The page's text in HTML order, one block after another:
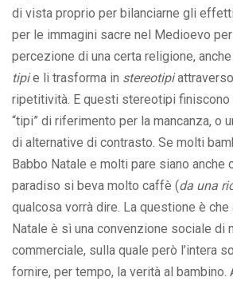
di vista proprio per bilanciarne gli
per le immagini sacre nel Medioevo
percezione di una certa religione,
tipie li trasforma in stereotipi
ripetitività. E questi stereotipi
“tipi” di riferimento per la mancanza, o
di alternative di contrasto. Se molti
Babbo Natale e molti pare siano anche
paradiso si beva molto caffè (da una
qualcosa vorrà dire. La questione è che
Natale è sì una convenzione sociale di
commerciale, sulla quale però l’intera
fornire, per tempo, la verità al bambino.